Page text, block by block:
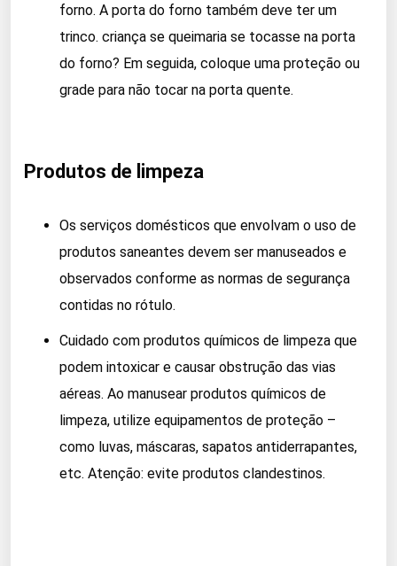
forno. A porta do forno também deve ter um
trinco. criança se queimaria se tocasse na porta
do forno? Em seguida, coloque uma proteção ou
grade para não tocar na porta quente.
Produtos de limpeza
Os serviços domésticos que envolvam o uso de
produtos saneantes devem ser manuseados e
observados conforme as normas de segurança
contidas no rótulo.
Cuidado com produtos químicos de limpeza que
podem intoxicar e causar obstrução das vias
aéreas. Ao manusear produtos químicos de
limpeza, utilize equipamentos de proteção –
como luvas, máscaras, sapatos antiderrapantes,
etc. Atenção: evite produtos clandestinos.